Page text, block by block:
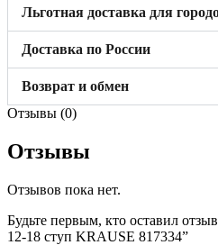
Льготная доставка для
Доставка по России
Возврат и обмен
Отзывы (0)
Отзывы
Отзывов пока нет.
Будьте первым, кто оставил
12-18 ступ KRAUSE 817334”